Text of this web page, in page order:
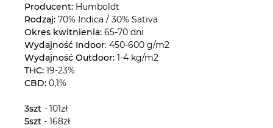
Producent: Humboldt
Rodzaj: 70% Indica / 30% Sativa
Okres kwitnienia: 65-70 dni
Wydajność Indoor: 450-600 g/m2
Wydajność Outdoor: 1-4 kg/m2
THC: 19-23%
CBD: 0,1%
3szt - 101zł
5szt - 168zł